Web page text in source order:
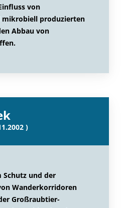
von
mikrobiell produzierten
Abbau von
)
Schutz und der
Wanderkorridoren
Großraubtier-